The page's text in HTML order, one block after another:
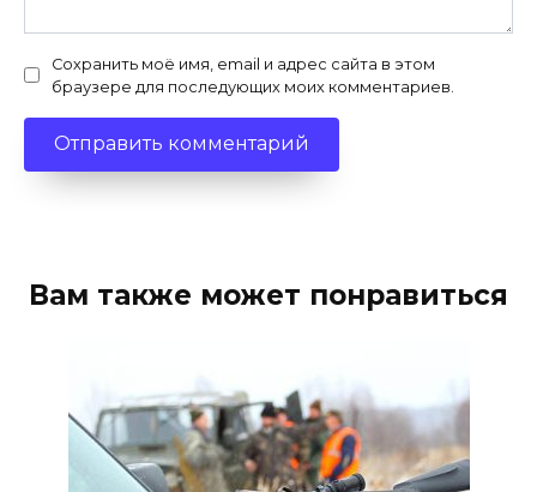
Сохранить моё имя, email и адрес сайта в этом
браузере для последующих моих комментариев.
Вам также может понравиться